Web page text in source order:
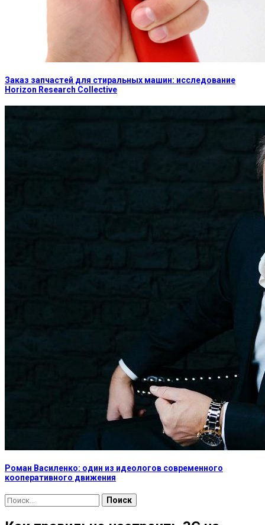
Заказ запчастей для стиральных машин: исследование
Horizon Research Collective
Роман Василенко: один из идеологов современного
кооперативного движения
Найти: